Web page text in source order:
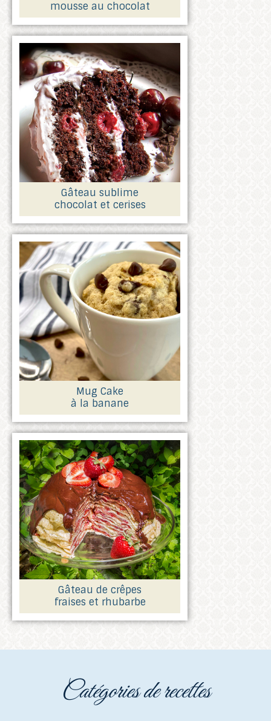
mousse au chocolat
Gâteau sublime
chocolat et cerises
Mug Cake
à la banane
Gâteau de crêpes
fraises et rhubarbe
catégories de recettes